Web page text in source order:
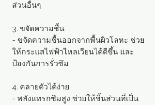
ส่วนอื่นๆ
3. ขจัดความชื้น
- ขจัดความชื้นออกจากพื้นผิวโลหะ ช่วย
ให้กระแสไฟฟ้าไหลเวียนได้ดีขึ้น และ
ป้องกันการรั่วซึม
4. คลายตัวได้ง่าย
- พลังแทรกซึมสูง ช่วยให้ชิ้นส่วนที่เป็น